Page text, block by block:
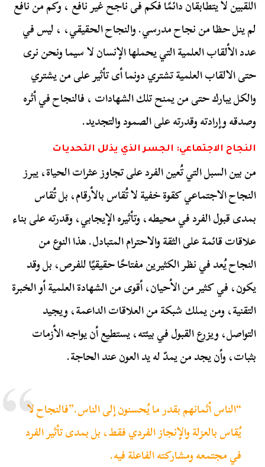
اللقبين لا يتطابقان دائمًا فكم فى ناجح غير نافع ، وكم من نافع
لم ينل حظا من نجاح مدرسي. والنجاح الحقيقي، ، ليس في
عدد الألقاب العلمية التي يحملها الإنسان لا سيما ونحن نرى
حتى الالقاب العلمية تشتري دونما أى تأثير على من يشتري
والكل يبارك حتى من يمنح تلك الشهادات ، فالنجاح في أثره
وصدقه وإرادته وقدرته على الصمود والتجديد.
النجاح الاجتماعي: الجسر الذي يذلل التحديات
من بين السبل التي تُعين الفرد على تجاوز عثرات الحياة، يبرز
النجاح الاجتماعي كقوة خفية لا تُقاس بالأرقام، بل تُقاس
بمدى قبول الفرد في محيطه، وتأثيره الإيجابي، وقدرته على بناء
علاقات قائمة على الثقة والاحترام المتبادل. هذا النوع من
النجاح يُعد في نظر الكثيرين مفتاحًا حقيقيًا للفرص، بل وقد
يكون، في كثير من الأحيان، أقوى من الشهادة العلمية أو الخبرة
التقنية، ومن يملك شبكة من العلاقات الداعمة، ويجيد
التواصل، ويزرع القبول في بيئته، يستطيع أن يواجه الأزمات
بثبات، وأن يجد من يمدّ له يد العون عند الحاجة.
“الناس أثمانهم بقدر ما يُحسنون إلى الناس.”فالنجاح لا
يُقاس بالعزلة والإنجاز الفردي فقط، بل بمدى تأثير الفرد
في مجتمعه ومشاركته الفاعلة فيه.